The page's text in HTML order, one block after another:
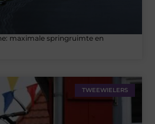
maximale springruimte en
TWEEWIELERS